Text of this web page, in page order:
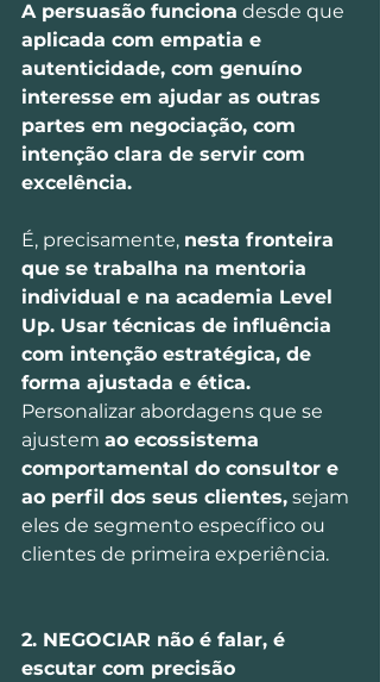
A persuasão funciona desde que
aplicada com empatia e
autenticidade, com genuíno
interesse em ajudar as outras
partes em negociação, com
intenção clara de servir com
excelência.
É, precisamente, nesta fronteira
que se trabalha na mentoria
individual e na academia Level
Up. Usar técnicas de influência
com intenção estratégica, de
forma ajustada e ética.
Personalizar abordagens que se
ajustem ao ecossistema
comportamental do consultor e
ao perfil dos seus clientes, sejam
eles de segmento específico ou
clientes de primeira experiência.
2. NEGOCIAR não é falar, é
escutar com precisão